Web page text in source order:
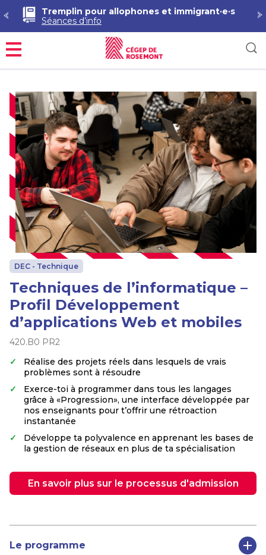
Tremplin pour allophones et immigrant·e·s
Séances d’info
Menu
DEC - Technique
Techniques de l’informatique –
Profil Développement
d’applications Web et mobiles
420.B0 PR2
Réalise des projets réels dans lesquels de vrais
problèmes sont à résoudre
Exerce-toi à programmer dans tous les langages
grâce à «Progression», une interface développée par
nos enseignants pour t’offrir une rétroaction
instantanée
Développe ta polyvalence en apprenant les bases de
la gestion de réseaux en plus de ta spécialisation
En savoir plus sur le processus d'admission
Le programme